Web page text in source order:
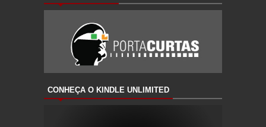
CONHEÇA O KINDLE UNLIMITED